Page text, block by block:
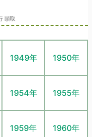
頭取
1949年 1950年
1954年 1955年
1959年 1960年